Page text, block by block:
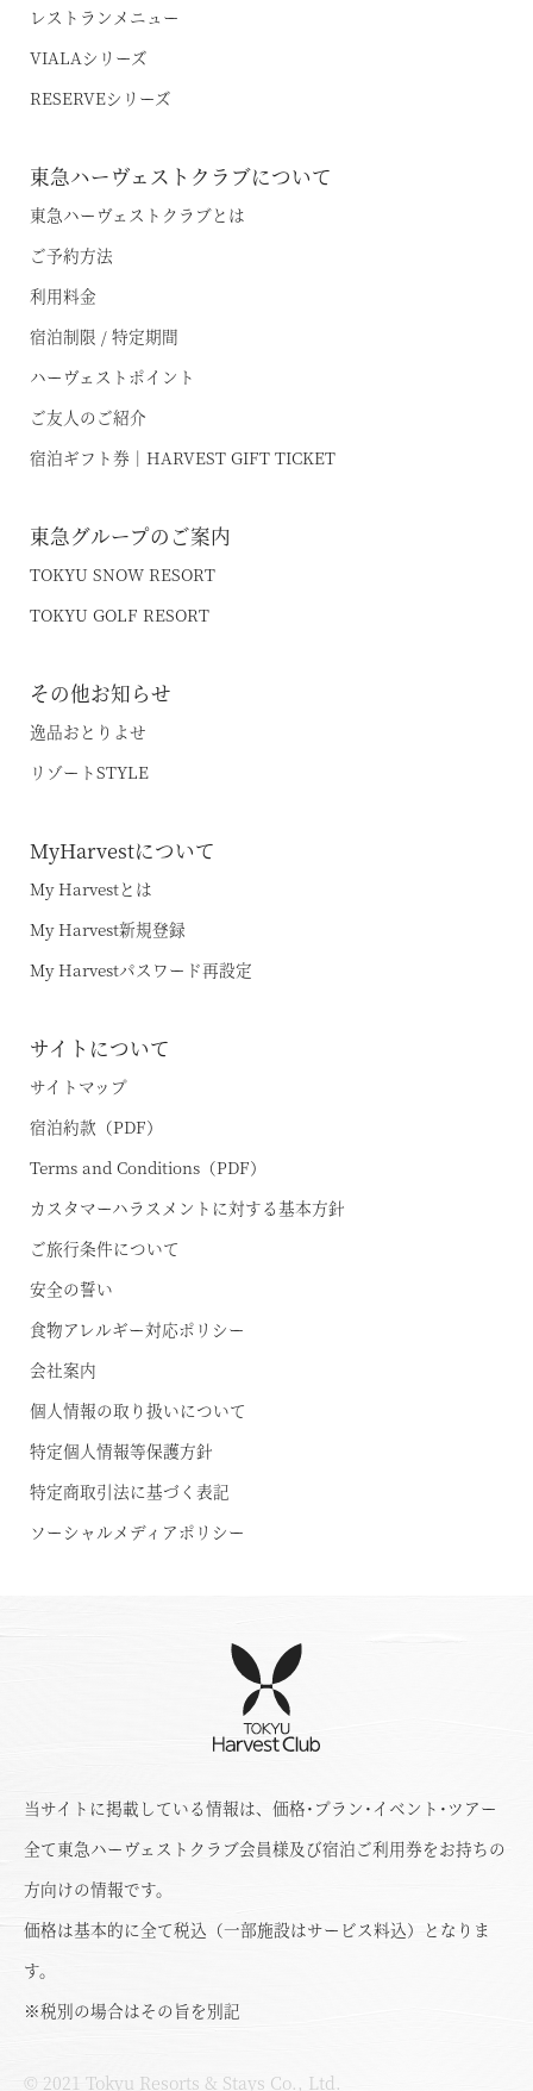
空室状況のご確認はこちら
オンライン予約はこちら
※ご利用には「 My Harvest 」へのログインが必要です
お電話でのご予約はこちら
レストランメニュー
VIALAシリーズ
RESERVEシリーズ
東急ハーヴェストクラブについて
東急ハーヴェストクラブとは
ご予約方法
利用料金
宿泊制限 / 特定期間
ハーヴェストポイント
ご友人のご紹介
宿泊ギフト券｜HARVEST GIFT TICKET
東急グループのご案内
TOKYU SNOW RESORT
TOKYU GOLF RESORT
その他お知らせ
逸品おとりよせ
リゾートSTYLE
MyHarvestについて
My Harvestとは
My Harvest新規登録
My Harvestパスワード再設定
サイトについて
サイトマップ
宿泊約款（PDF）
Terms and Conditions（PDF）
カスタマーハラスメントに対する基本方針
ご旅行条件について
安全の誓い
食物アレルギー対応ポリシー
会社案内
個人情報の取り扱いについて
特定個人情報等保護方針
特定商取引法に基づく表記
ソーシャルメディアポリシー
当サイトに掲載している情報は、価格･プラン･イベント･ツアー
全て東急ハーヴェストクラブ会員様及び宿泊ご利用券をお持ちの
方向けの情報です。
価格は基本的に全て税込（一部施設はサービス料込）となりま
す。
※税別の場合はその旨を別記
© 2021 Tokyu Resorts & Stays Co., Ltd.